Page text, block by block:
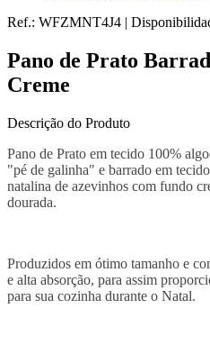
Ref.: WFZMNT4J4 |
Pano de Prato
Creme
Descrição do Produto
Pano de Prato em tecido 100%
"pé de galinha" e barrado em
natalina de azevinhos com fundo
dourada.
Produzidos em ótimo tamanho e
e alta absorção, para assim
para sua cozinha durante o Natal.